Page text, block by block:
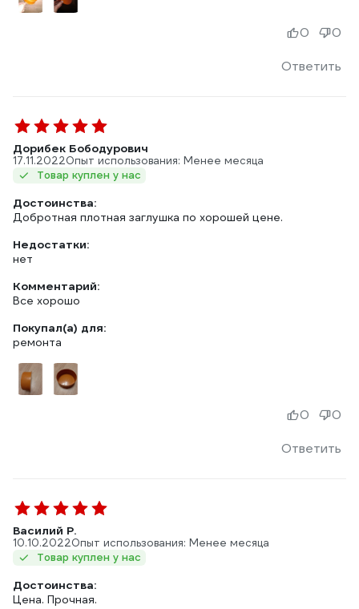
Ответить
0 0
Дорибек Бободурович
17.11.2022Опыт использования: Менее месяца
Товар куплен у нас
Достоинства:
Добротная плотная заглушка по хорошей цене.
Недостатки:
нет
Комментарий:
Все хорошо
Покупал(а) для:
ремонта
Ответить
0 0
Василий Р.
10.10.2022Опыт использования: Менее месяца
Товар куплен у нас
Достоинства:
Цена. Прочная.